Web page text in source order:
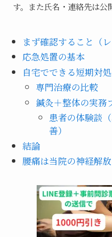
す。また氏名・連絡先は公
まず確認すること（
応急処置の基本
自宅でできる短期対処
専門治療の比較
鍼灸＋整体の実務
患者の体験談
善）
結論
腰痛は当院の神経解